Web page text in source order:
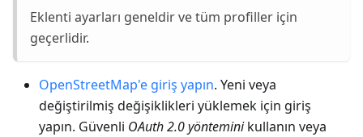
Eklenti ayarları geneldir ve tüm profiller için
geçerlidir.
OpenStreetMap'e giriş yapın. Yeni veya
değiştirilmiş değişiklikleri yüklemek için giriş
yapın. Güvenli OAuth 2.0 yönteminikullanın veya